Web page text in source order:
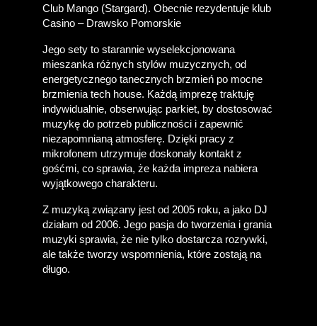
Club Mango (Stargard). Obecnie rezydentuje klub
Casino – Drawsko Pomorskie
Jego sety to starannie wyselekcjonowana
mieszanka różnych stylów muzycznych, od
energetycznego tanecznych brzmień po mocne
brzmienia tech house. Każdą imprezę traktuję
indywidualnie, obserwując parkiet, by dostosować
muzykę do potrzeb publiczności i zapewnić
niezapomnianą atmosferę. Dzięki pracy z
mikrofonem utrzymuje doskonały kontakt z
gośćmi, co sprawia, że każda impreza nabiera
wyjątkowego charakteru.
Z muzyką związany jest od 2005 roku, a jako DJ
działam od 2006. Jego pasja do tworzenia i grania
muzyki sprawia, że nie tylko dostarcza rozrywki,
ale także tworzy wspomnienia, które zostają na
długo.